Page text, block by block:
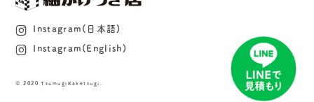
Instagram(日本語)
Instagram(English)
© 2020 TsumugiKaketsugi.